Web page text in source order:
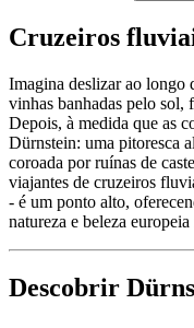
Cruzeiros
Imagina deslizar ao longo
vinhas banhadas pelo sol,
Depois, à medida que as
Dürnstein: uma pitoresca
coroada por ruínas de
viajantes de cruzeiros
- é um ponto alto,
natureza e beleza
Descobrir